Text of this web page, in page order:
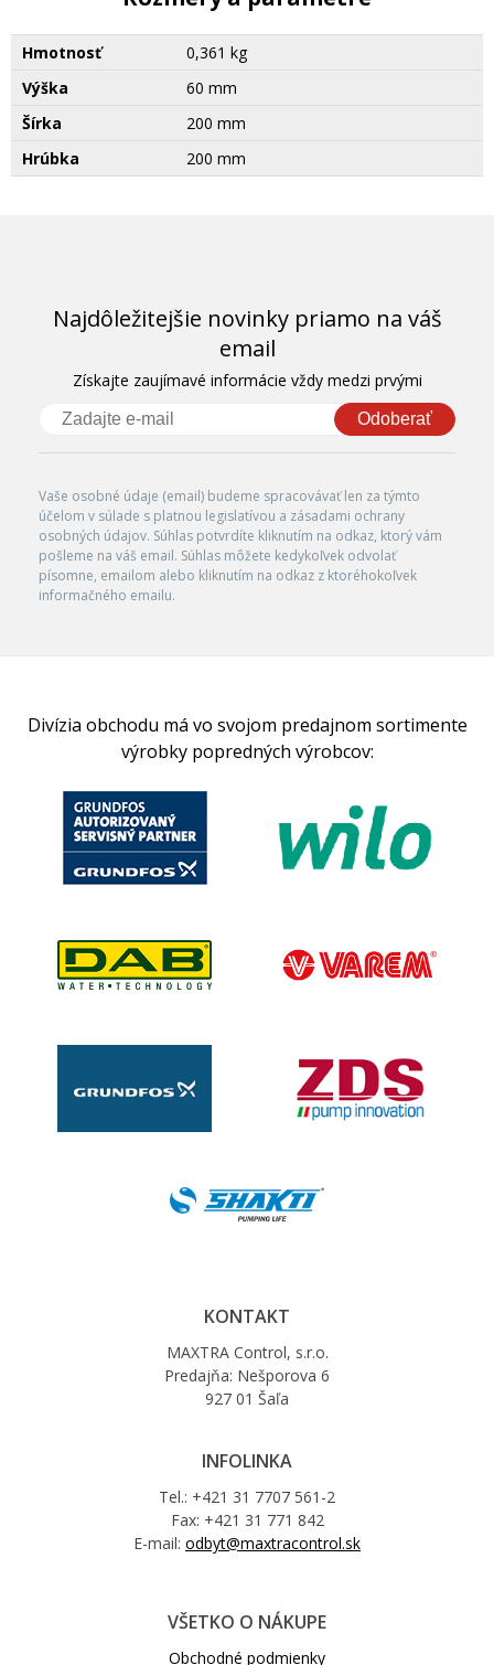
Hmotnosť
0,361 kg
Výška
60 mm
Šírka
200 mm
Hrúbka
200 mm
Najdôležitejšie novinky priamo na váš
email
Získajte zaujímavé informácie vždy medzi prvými
Odoberať
Vaše osobné údaje (email) budeme spracovávať len za týmto
účelom v súlade s platnou legislatívou a zásadami ochrany
osobných údajov. Súhlas potvrdíte kliknutím na odkaz, ktorý vám
pošleme na váš email. Súhlas môžete kedykoľvek odvolať
písomne, emailom alebo kliknutím na odkaz z ktoréhokoľvek
informačného emailu.
Divízia obchodu má vo svojom predajnom sortimente
výrobky popredných výrobcov:
KONTAKT
MAXTRA Control, s.r.o.
Predajňa: Nešporova 6
927 01 Šaľa
INFOLINKA
Tel.: +421 31 7707 561-2
Fax: +421 31 771 842
E-mail: odbyt@maxtracontrol.sk
VŠETKO O NÁKUPE
Obchodné podmienky